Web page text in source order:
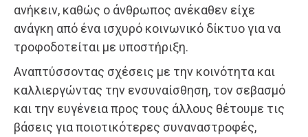
ανήκειν, καθώς ο άνθρωπος ανέκαθεν είχε
ανάγκη από ένα ισχυρό κοινωνικό δίκτυο για να
τροφοδοτείται με υποστήριξη.
Αναπτύσσοντας σχέσεις με την κοινότητα και
καλλιεργώντας την ενσυναίσθηση, τον σεβασμό
και την ευγένεια προς τους άλλους θέτουμε τις
βάσεις για ποιοτικότερες συναναστροφές,